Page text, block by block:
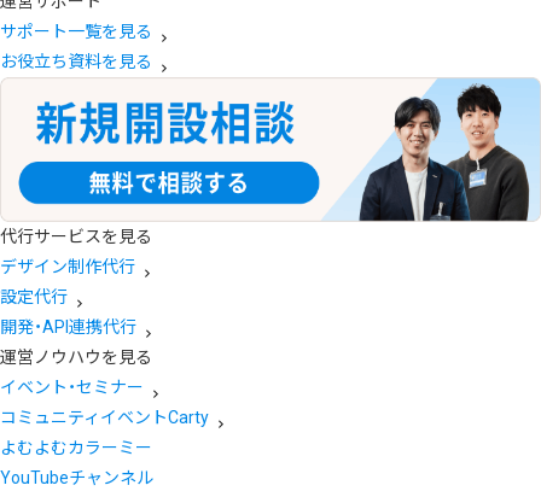
サポート一覧を見る
お役立ち資料を見る
代行サービスを見る
デザイン制作代行
設定代行
開発・API連携代行
運営ノウハウを見る
イベント・セミナー
コミュニティイベントCarty
よむよむカラーミー
YouTubeチャンネル